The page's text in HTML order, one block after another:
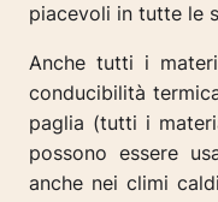
piacevoli in tutte le
Anche tutti i
conducibilità
paglia (tutti i
possono essere
anche nei climi